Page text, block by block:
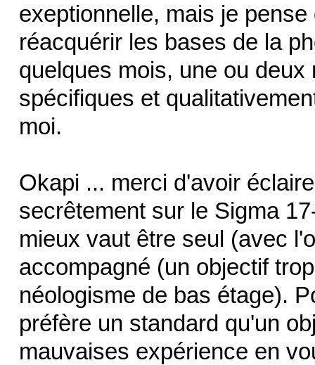
exeptionnelle, mais je
réacquérir les bases de la
quelques mois, une ou
spécifiques et
moi.
Okapi ... merci d'avoir
secrêtement sur le Sigma
mieux vaut être seul (avec
accompagné (un objectif
néologisme de bas étage).
préfère un standard qu'un
mauvaises expérience en